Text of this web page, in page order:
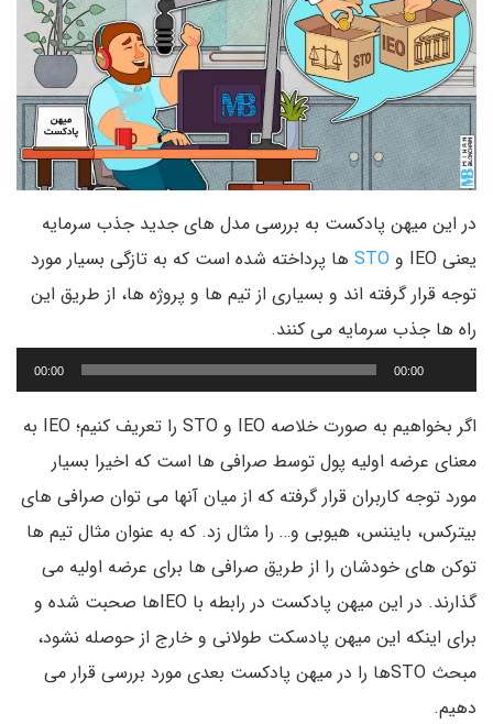
در این میهن پادکست به بررسی مدل های جدید جذب سرمایه
یعنی IEO و
STO ها پرداخته شده است که به تازگی بسیار مورد
توجه قرار گرفته اند و بسیاری از تیم ها و پروژه ها، از طریق این
راه ها جذب سرمایه می کنند.
صوت
00:00
00:00
اگر بخواهیم به صورت خلاصه IEO و STO را تعریف کنیم؛ IEO به
معنای عرضه اولیه پول توسط صرافی ها است که اخیرا بسیار
مورد توجه کاربران قرار گرفته که از میان آنها می توان صرافی های
بیترکس، بایننس، هیوبی و… را مثال زد. که به عنوان مثال تیم ها
توکن های خودشان را از طریق صرافی ها برای عرضه اولیه می
گذارند. در این میهن پادکست در رابطه با IEOها صحبت شده و
برای اینکه این میهن پادسکت طولانی و خارج از حوصله نشود،
مبحث STOها را در میهن پادکست بعدی مورد بررسی قرار می
دهیم.